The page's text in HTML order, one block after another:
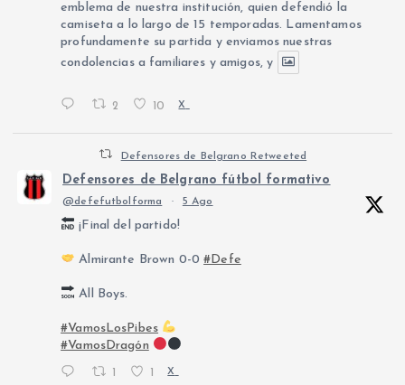
emblema de nuestra institución, quien defendió la
camiseta a lo largo de 15 temporadas. Lamentamos
profundamente su partida y enviamos nuestras
condolencias a familiares y amigos, y
2 10 X
Defensores de Belgrano Retweeted
Defensores de Belgrano fútbol formativo
@defefutbolforma · 5 Ago
¡Final del partido!
Almirante Brown 0-0#Defe
All Boys.
#VamosLosPibes
#VamosDragón
1 1 X